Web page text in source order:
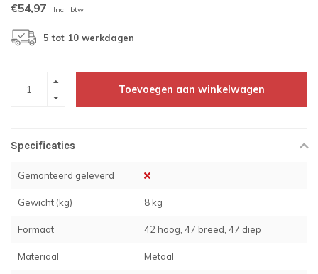
€54,97 Incl. btw
5 tot 10 werkdagen
Toevoegen aan winkelwagen
Specificaties
Gemonteerd geleverd
Gewicht (kg) 8 kg
Formaat 42 hoog, 47 breed, 47 diep
Materiaal Metaal